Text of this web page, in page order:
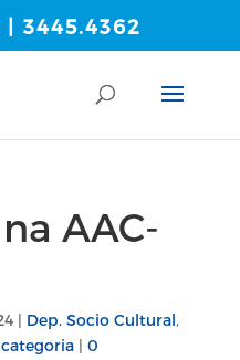
| 3445.4362
AAC-
| Dep. Socio Cultural,
| 0